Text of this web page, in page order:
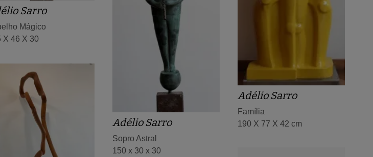
Adélio Sarro
Família
190 X 77 X 42 cm
Sarro
Mágico
X 46 X 30
Adélio Sarro
Sopro Astral
150 x 30 x 30